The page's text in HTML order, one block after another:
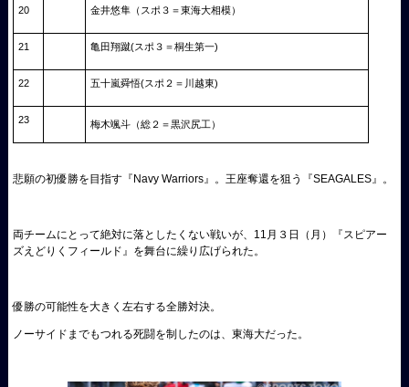
20 金井悠隼（スポ３＝東海大相模）
21 亀田翔蹴(スポ３＝桐生第一)
22 五十嵐舜悟(スポ２＝川越東)
23 梅木颯斗（総２＝黒沢尻工）
悲願の初優勝を目指す『Navy Warriors』。王座奪還を狙う『SEAGALES』。
両チームにとって絶対に落としたくない戦いが、11月３日（月）『スピアー
ズえどりくフィールド』を舞台に繰り広げられた。
優勝の可能性を大きく左右する全勝対決。
ノーサイドまでもつれる死闘を制したのは、東海大だった。